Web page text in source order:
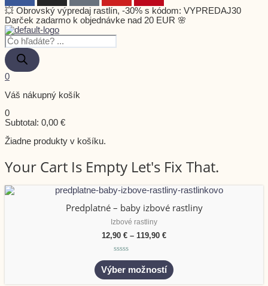
💥 Obrovský výpredaj rastlín, -30% s kódom: VYPREDAJ30
Darček zadarmo k objednávke nad 20 EUR 🌸
0
Váš nákupný košík
0
Subtotal: 0,00 €
Žiadne produkty v košíku.
Your Cart Is Empty Let's Fix That.
Predplatné – baby izbové rastliny
Izbové rastliny
12,90 € – 119,90 €
Hodnotenie
0
z
5
Výber možností